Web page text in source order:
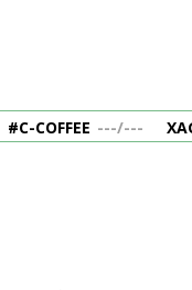
#C-COFFEE ---/---